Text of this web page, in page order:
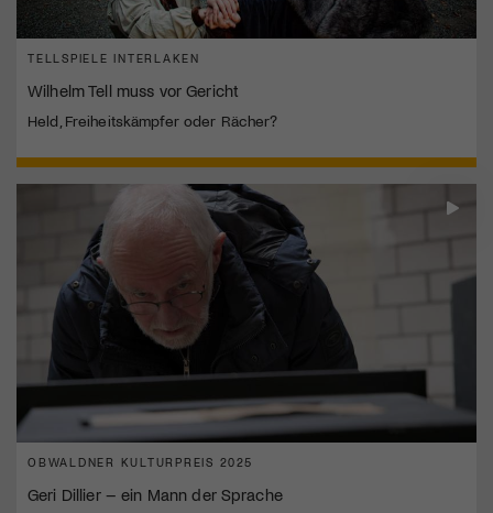
TELLSPIELE INTERLAKEN
Wilhelm Tell muss vor Gericht
Held, Freiheitskämpfer oder Rächer?
OBWALDNER KULTURPREIS 2025
Geri Dillier – ein Mann der Sprache